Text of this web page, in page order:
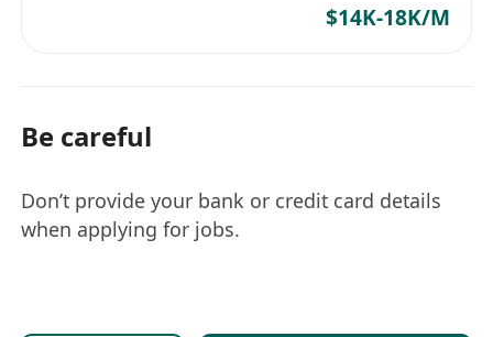
$14K-18K/M
Be careful
Don’t provide your bank or credit card details
when applying for jobs.